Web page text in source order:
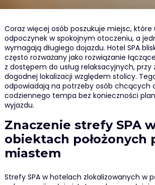
Coraz więcej osób poszukuje miejsc, które
odpoczynek w spokojnym otoczeniu, a
wymagają długiego dojazdu. Hotel SPA
często rozważany jako rozwiązanie
z dostępem do usług relaksacyjnych, przy
dogodnej lokalizacji względem stolicy.
odpowiadają na potrzeby osób chcących
codziennego tempa bez konieczności
wyjazdu.
Znaczenie strefy SPA
obiektach położonych
miastem
Strefy SPA w hotelach zlokalizowanych w